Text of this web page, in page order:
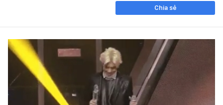
Chia sẻ